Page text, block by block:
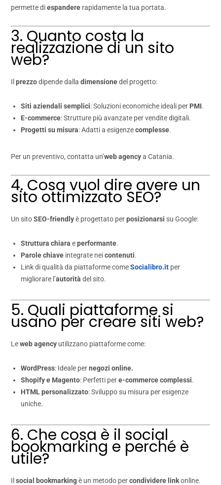
permette diespandere rapidamente la tua portata.
3. Quanto costa la
realizzazione di un sito
web?
Ilprezzodipende dalladimensionedel progetto:
Siti aziendali semplici: Soluzioni economiche ideali per PMI.
E-commerce: Strutture più avanzate per vendite digitali.
Progetti su misura: Adatti a esigenzecomplesse.
Per un preventivo, contatta un’web agencya Catania.
4. Cosa vuol dire avere un
sito ottimizzato SEO?
Un sitoSEO-friendlyè progettato perposizionarsi su Google:
Struttura chiara eperformante.
Parole chiave integrate neicontenuti.
Link di qualità da piattaforme comeSocialibro.it per
migliorare l’autorità del sito.
5. Quali piattaforme si
usano per creare siti web?
Leweb agency utilizzano piattaforme come:
WordPress: Ideale pernegozi online.
Shopify e Magento: Perfetti pere-commerce complessi.
HTML personalizzato: Sviluppo su misura per esigenze
uniche.
6. Che cosa è il social
bookmarking e perché è
utile?
Ilsocial bookmarkingè un metodo percondividere linkonline.